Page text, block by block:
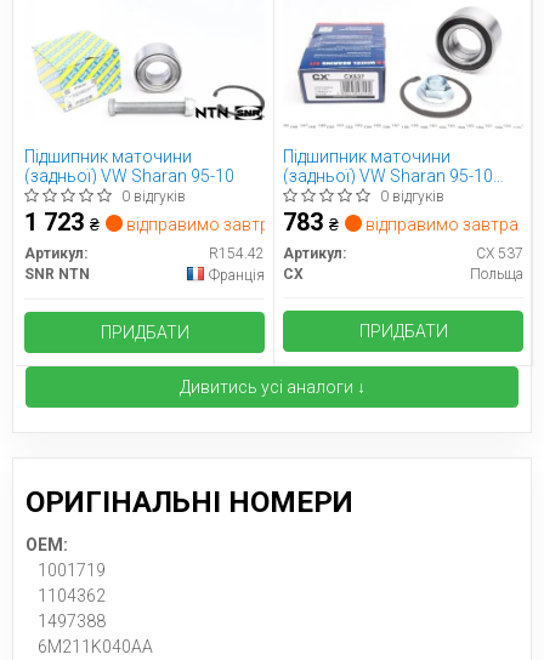
Підшипник маточини
(задньої) VW Sharan 95-10
0 відгуків
1 723 ₴ відправимо завтра
Артикул:
R154.42
SNR NTN
Франція
ПРИДБАТИ
Підшипник маточини
(задньої) VW Sharan 95-10
(43x80x38)
0 відгуків
783 ₴ відправимо завтра
Артикул:
CX 537
CX
Польща
ПРИДБАТИ
Дивитись усі аналоги ↓
ОРИГІНАЛЬНІ НОМЕРИ
OEM:
1001719
1104362
1497388
6M211K040AA